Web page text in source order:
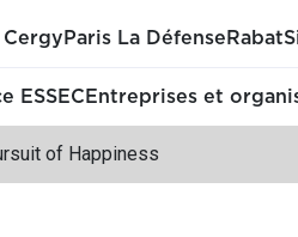
Cergy Paris La Défense Rabat
ESSEC Entreprises et
of Happiness